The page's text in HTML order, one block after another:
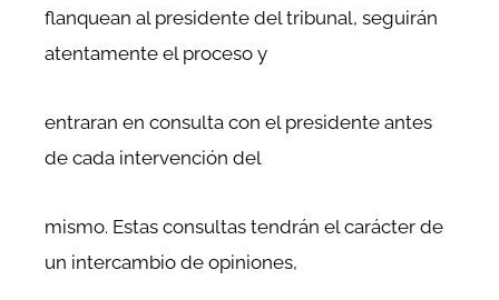
flanquean al presidente del tribunal, seguirán
atentamente el proceso y
entraran en consulta con el presidente antes
de cada intervención del
mismo. Estas consultas tendrán el carácter de
un intercambio de opiniones,